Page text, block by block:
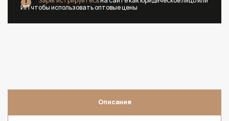
ИП чтобы использовать оптовые цены
Описание